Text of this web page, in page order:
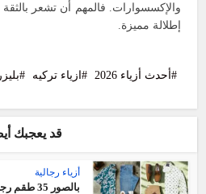
والإكسسوارات. فالمهم أن تشعر
إطلالة مميزة.
أحدث أزياء 2026 ازياء تركيه
قد يعجبك
أزياء رجالية
بالصور